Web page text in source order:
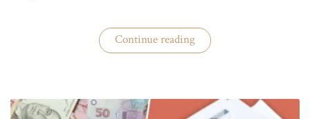
Continue reading«Одесская
чиновница